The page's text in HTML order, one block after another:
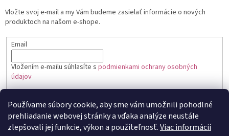
Používame súbory cookie, aby sme vám umožnili pohodlné
prehliadanie webovej stránky a vďaka analýze neustále
zlepšovali jej funkcie, výkon a použiteľnosť.Viac informácií
Vložte svoj e-mail a my Vám budeme zasielať informácie o nových
produktoch na našom e-shope.
Email
Vložením e-mailu súhlasíte s podmienkami ochrany osobných
údajov
PRIHLÁSIŤ SA